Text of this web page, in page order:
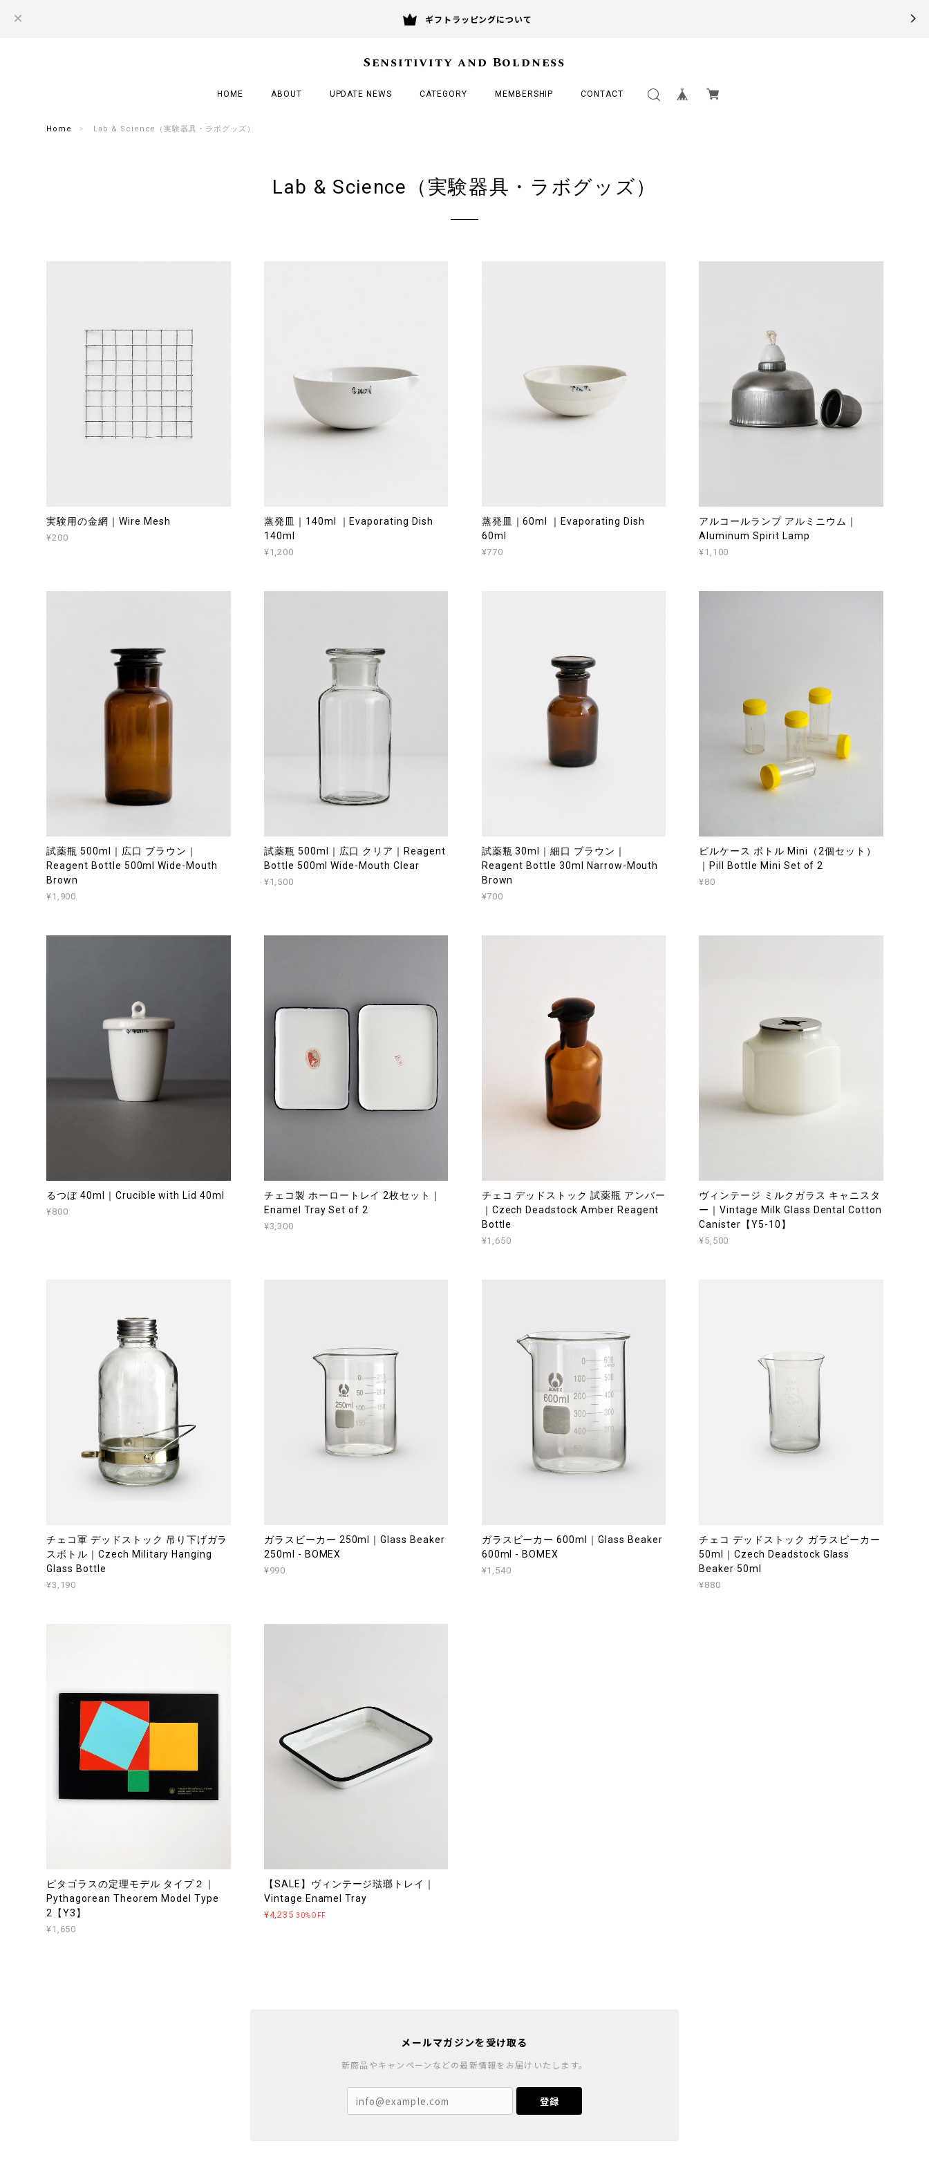
ギフトラッピングについて
Sensitivity and Boldness
HOME ABOUT UPDATE NEWS CATEGORY MEMBERSHIP CONTACT
Home Lab & Science（実験器具・ラボグッズ）
Lab & Science（実験器具・ラボグッズ）
実験用の金網｜Wire Mesh
¥200
蒸発皿｜140ml ｜Evaporating Dish
140ml
¥1,200
蒸発皿｜60ml ｜Evaporating Dish
60ml
¥770
アルコールランプ アルミニウム｜
Aluminum Spirit Lamp
¥1,100
試薬瓶 500ml｜広口 ブラウン｜
Reagent Bottle 500ml Wide-Mouth
Brown
¥1,900
試薬瓶 500ml｜広口 クリア｜Reagent
Bottle 500ml Wide-Mouth Clear
¥1,500
試薬瓶 30ml｜細口 ブラウン｜
Reagent Bottle 30ml Narrow-Mouth
Brown
¥700
ピルケース ボトル Mini（2個セット）
｜Pill Bottle Mini Set of 2
¥80
るつぼ 40ml｜Crucible with Lid 40ml
¥800
チェコ製 ホーロートレイ 2枚セット｜
Enamel Tray Set of 2
¥3,300
チェコ デッドストック 試薬瓶 アンバー
｜Czech Deadstock Amber Reagent
Bottle
¥1,650
ヴィンテージ ミルクガラス キャニスタ
ー｜Vintage Milk Glass Dental Cotton
Canister【Y5-10】
¥5,500
チェコ軍 デッドストック 吊り下げガラ
スボトル｜Czech Military Hanging
Glass Bottle
¥3,190
ガラスビーカー 250ml｜Glass Beaker
250ml - BOMEX
¥990
ガラスビーカー 600ml｜Glass Beaker
600ml - BOMEX
¥1,540
チェコ デッドストック ガラスビーカー
50ml｜Czech Deadstock Glass
Beaker 50ml
¥880
ピタゴラスの定理モデル タイプ２｜
Pythagorean Theorem Model Type
2【Y3】
¥1,650
【SALE】ヴィンテージ琺瑯トレイ｜
Vintage Enamel Tray
¥4,235 30%OFF
メールマガジンを受け取る
新商品やキャンペーンなどの最新情報をお届けいたします。
登録